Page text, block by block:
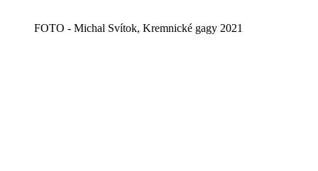
FOTO - Michal Svítok, Kremnické gagy 2021